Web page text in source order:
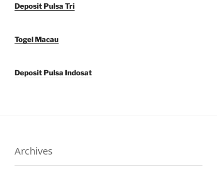
Deposit Pulsa Tri
Togel Macau
Deposit Pulsa Indosat
Archives